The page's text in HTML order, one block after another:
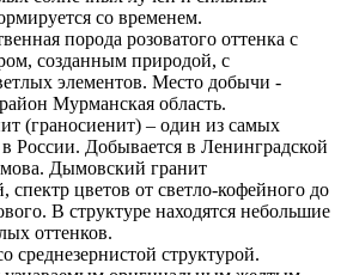
со временем.
порода розоватого оттенка с
созданным природой, с
элементов. Место добычи -
Мурманская область.
(граносиенит) – один из самых
России. Добывается в Ленинградской
Дымовский гранит
спектр цветов от светло-кофейного до
В структуре находятся небольшие
оттенков.
среднезернистой структурой.